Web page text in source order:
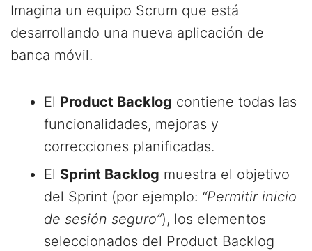
Imagina un equipo Scrum que está
desarrollando una nueva aplicación de
banca móvil.
El Product Backlog contiene todas las
funcionalidades, mejoras y
correcciones planificadas.
El Sprint Backlog muestra el objetivo
del Sprint (por ejemplo: “Permitir inicio
de sesión seguro”), los elementos
seleccionados del Product Backlog